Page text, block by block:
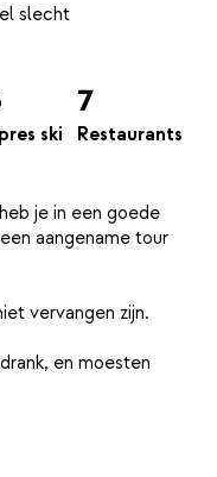
slecht
ski
7
Restaurants
je in een goede
aangename tour
vervangen zijn.
en moesten